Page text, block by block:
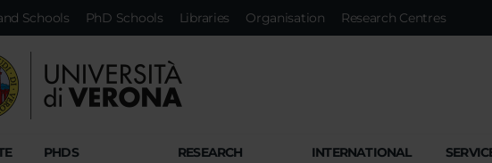
Schools PhD Schools Libraries Organisation Research Centres
PHDS RESEARCH INTERNATIONAL